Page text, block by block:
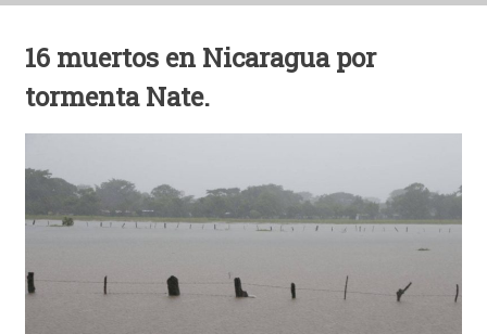
16 muertos en Nicaragua por
tormenta Nate.